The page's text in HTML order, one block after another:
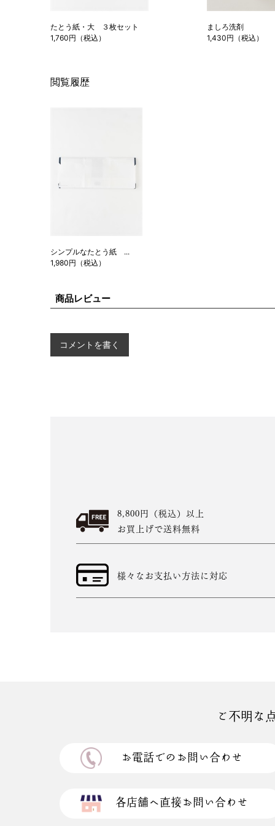
たとう紙・大 ３枚セット
1,760円（税込）
ましろ洗剤
1,430円（税込）
閲覧履歴
シンプルなたとう紙 ...
1,980円（税込）
商品レビュー
コメントを書く
8,800円（税込）以上
お買上げで送料無料
様々なお支払い方法に対応
ご不明な
お電話でのお問い合わせ
各店舗へ直接お問い合わせ